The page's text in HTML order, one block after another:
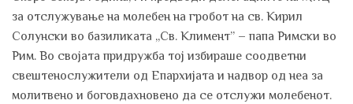
за отслужување на молебен на гробот на св. Кирил
Солунски во базиликата „Св. Климент” – папа Римски во
Рим. Во својата придружба тој избираше соодветни
свештенослужители од Епархијата и надвор од неа за
молитвено и боговдахновено да се отслужи молебенот.